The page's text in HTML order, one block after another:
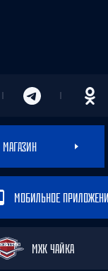
МАГАЗИН
МОБИЛЬНОЕ
МХК ЧАЙКА